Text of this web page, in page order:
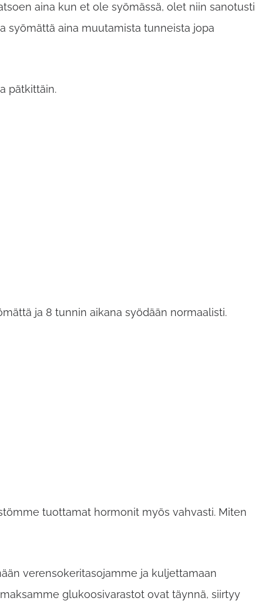
aina kun et ole syömässä, olet niin sanotusti
syömättä aina muutamista tunneista jopa
pätkittäin.
ja 8 tunnin aikana syödään normaalisti.
tuottamat hormonit myös vahvasti. Miten
verensokeritasojamme ja kuljettamaan
glukoosivarastot ovat täynnä, siirtyy